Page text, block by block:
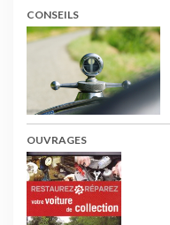
CONSEILS
OUVRAGES